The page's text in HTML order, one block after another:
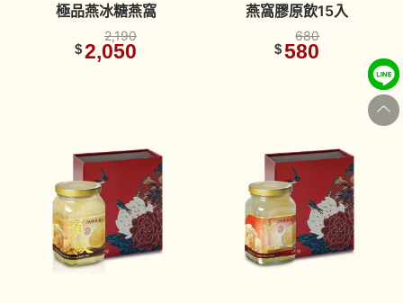
極品燕冰糖燕窩
2,190
$2,050
燕窩膠原飲15入
680
$580